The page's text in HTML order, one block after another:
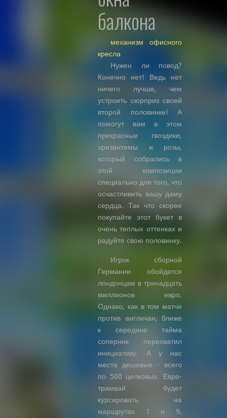
балкона
механизм офисного
кресла
Нужен ли повод?
Конечно нет! Ведь нет
ничего лучше, чем
устроить сюрприз своей
второй половинке! А
помогут вам в этом
прекрасные гвоздики,
хризантемы и розы,
который собрались в
этой композиции
специально для того, что
осчастливить вашу даму
сердца. Так что скорее
покупайте этот букет в
очень теплых оттенках и
радуйте свою половинку.
Игрок сборной
Германии обойдется
лондонцам в тринадцать
миллионов евро.
Однако, как в том матче
против англичан, ближе
к середине тайма
соперник перехватил
инициативу. А у нас
места дешевые - всего
по 500 целковых. Евро-
трамвай будет
курсировать на
маршрутах 1 и 9,